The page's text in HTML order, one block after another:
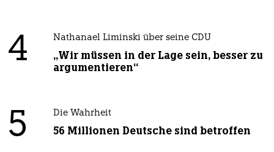
4 Nathanael Liminski über seine CDU
„Wir müssen in der Lage sein, besser zu
argumentieren“
5 Die Wahrheit
56 Millionen Deutsche sind betroffen